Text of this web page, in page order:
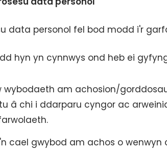
data personol fel bod modd i'r
hyn yn cynnwys ond heb ei
wybodaeth am achosion/
â chi i ddarparu cyngor ac
cael gwybod am achos o